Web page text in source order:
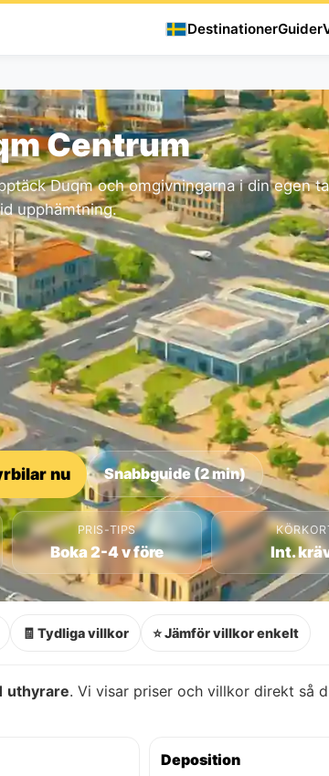
DestinationerGuider
Centrum
Duqm och omgivningarna i din egen
upphämtning.
nu Snabbguide (2 min)
PRIS-TIPS
Boka 2-4 v före Int.
🧾 Tydliga villkor ⭐ Jämför villkor enkelt
uthyrare. Vi visar priser och villkor direkt så
Deposition